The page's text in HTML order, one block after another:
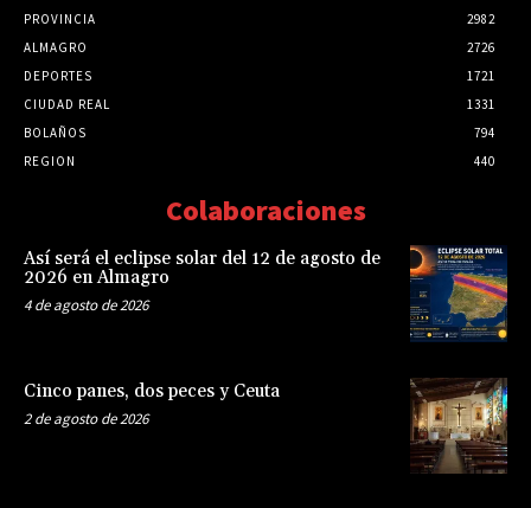
PROVINCIA
2982
ALMAGRO
2726
DEPORTES
1721
CIUDAD REAL
1331
BOLAÑOS
794
REGION
440
Colaboraciones
Así será el eclipse solar del 12 de agosto de
2026 en Almagro
4 de agosto de 2026
Cinco panes, dos peces y Ceuta
2 de agosto de 2026